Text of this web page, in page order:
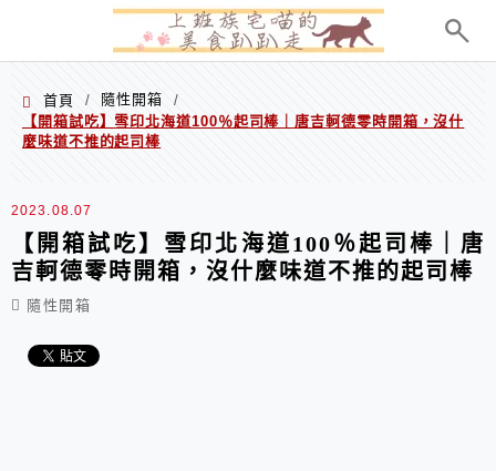
首頁 / 隨性開箱
/
【開箱試吃】雪印北海道100％起司棒｜唐吉軻德零時開箱，沒什
麼味道不推的起司棒
2023.08.07
【開箱試吃】雪印北海道100％起司棒｜唐
吉軻德零時開箱，沒什麼味道不推的起司棒
隨性開箱